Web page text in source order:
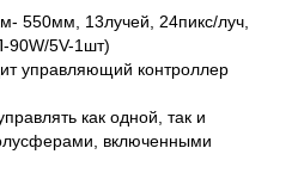
550мм, 13лучей, 24пикс/луч,
90W/5V-1шт)
управляющий контроллер
как одной, так и
включенными